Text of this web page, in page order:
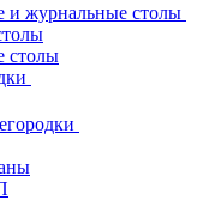
и журнальные столы
столы